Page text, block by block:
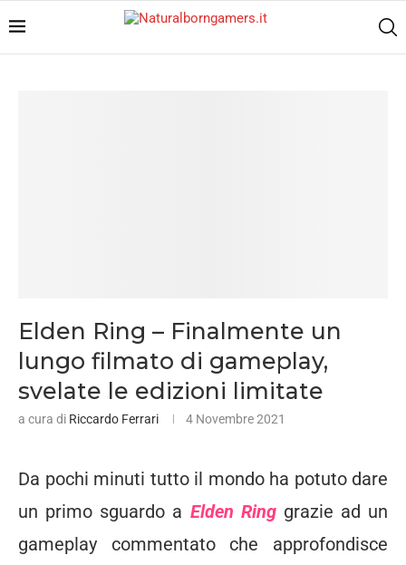
Elden Ring – Finalmente un
lungo filmato di gameplay,
svelate le edizioni limitate
a cura di Riccardo Ferrari 4 Novembre 2021
Da pochi minuti tutto il mondo ha potuto dare
un primo sguardo a Elden Ringgrazie ad un
gameplay commentato che approfondisce